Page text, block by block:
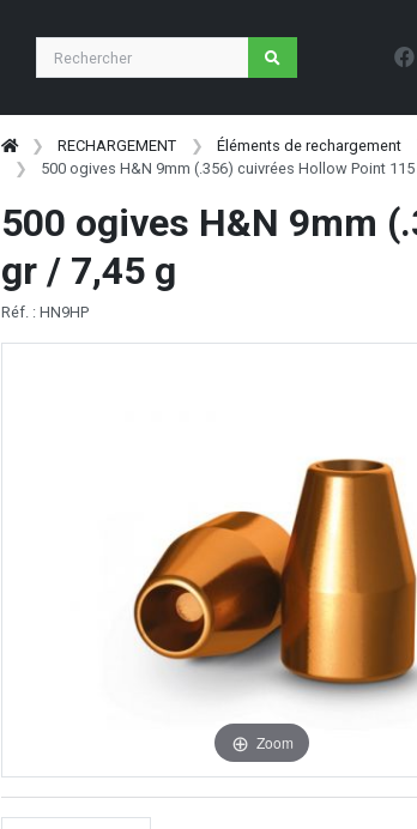
RECHARGEMENT Éléments de rechargement
500 ogives H&N 9mm (.356) cuivrées Hollow Point
500 ogives H&N 9mm
gr / 7,45 g
Réf. : HN9HP
Zoom